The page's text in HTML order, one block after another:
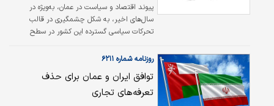
پیوند اقتصاد و سیاست در عمان، به‌ویژه در
سال‌های اخیر، به شکل چشمگیری در قالب
تحرکات سیاسی گسترده این کشور در سطح
سیاست خارجی مستقل و موازنه‌جویانه خود،
تحولات سیاسی و اقتصادی منطقه‌‌ای و جهانی
شناخته شود. این کشور با بهره‌‌گیری از روابط
روزنامه شماره ۶۲۱۱
توافق ایران و عمان برای حذف
تعرفه‌های تجاری